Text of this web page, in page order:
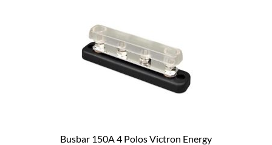
Busbar 150A 4 Polos Victron Energy